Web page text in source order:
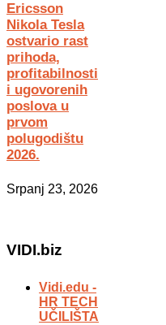
Ericsson
Nikola Tesla
ostvario rast
prihoda,
profitabilnosti
i ugovorenih
poslova u
prvom
polugodištu
2026.
Srpanj 23, 2026
VIDI.biz
Vidi.edu -
HR TECH
UČILIŠTA